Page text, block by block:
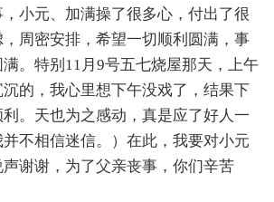
小元、加满操了很多心，付出了很
周密安排，希望一切顺利圆满，事
。特别11月9号五七烧屋那天，上午
的，我心里想下午没戏了，结果下
。天也为之感动，真是应了好人一
不相信迷信。）在此，我要对小元
谢谢，为了父亲丧事，你们辛苦